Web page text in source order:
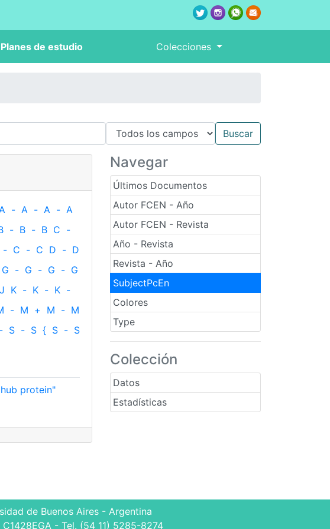
de estudio Colecciones
Navegar
Últimos Documentos
Autor FCEN - Año
Autor FCEN - Revista
Año - Revista
Revista - Año
SubjectPcEn
Colores
Type
Colección
Datos
Estadísticas
- A - A - A
- B - B C -
- C - C D - D
G - G - G - G
J K - K - K -
- M + M - M
- S - S { S - S
protein"
de Buenos Aires - Argentina
- Tel. (54 11) 5285-8274